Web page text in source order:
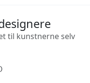
til kunstnerne selv